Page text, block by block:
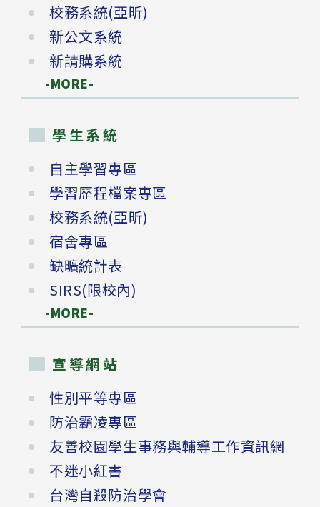
校務系統(亞昕)
新公文系統
新請購系統
-MORE-
學生系統
自主學習專區
學習歷程檔案專區
校務系統(亞昕)
宿舍專區
缺曠統計表
SIRS(限校內)
-MORE-
宣導網站
性別平等專區
防治霸凌專區
友善校園學生事務與輔導工作資訊網
不迷小紅書
台灣自殺防治學會